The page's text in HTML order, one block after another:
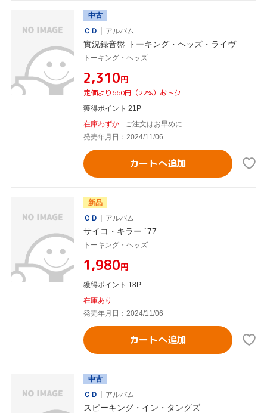
中古
ＣＤ
アルバム
實況録音盤 トーキング・ヘッズ・ライヴ
トーキング・ヘッズ
¥2,310円
定価より660円（22%）おトク
獲得ポイント 21P
在庫わずか
ご注文はお早めに
発売年月日：2024/11/06
カートへ追加
新品
ＣＤ
アルバム
サイコ・キラー `77
トーキング・ヘッズ
¥1,980円
獲得ポイント 18P
在庫あり
発売年月日：2024/11/06
カートへ追加
中古
ＣＤ
アルバム
スピーキング・イン・タングズ